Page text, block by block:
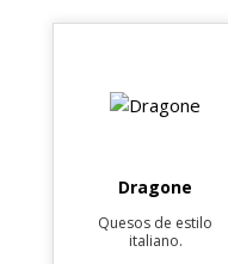
Dragone
Quesos de estilo
italiano.